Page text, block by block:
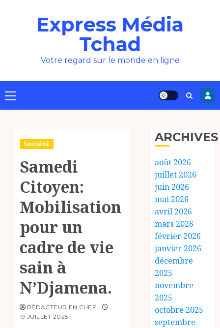
Express Média
Tchad
Votre regard sur le monde en ligne
Menu
principal
Société
Samedi
Citoyen:
Mobilisation
pour un
cadre de vie
sain à
N’Djamena.
RÉDACTEUR EN CHEF
19 JUILLET 2025
ARCHIVES
août 2026
juillet 2026
juin 2026
mai 2026
avril 2026
mars 2026
février 2026
janvier 2026
décembre
2025
novembre
2025
octobre 2025
septembre